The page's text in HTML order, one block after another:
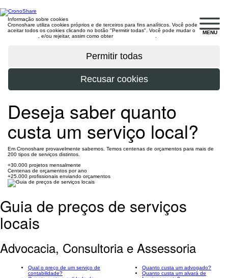
MENU
Informação sobre cookies
Cronoshare utiliza cookies próprios e de terceiros para fins analíticos. Você pode
aceitar todos os cookies clicando no botão "Permitir todas". Você pode mudar o
, e/ou rejeitar, assim como obter
Deseja saber quanto
custa um serviço local?
Em Cronoshare provavelmente sabemos. Temos centenas de orçamentos para mais de
200 tipos de serviços distintos.
+30.000 projetos mensalmente
Centenas de orçamentos por ano
+25.000 profissionais enviando orçamentos
Guia de preços de serviços
locais
Advocacia, Consultoria e Assessoria
Qual o preço de um serviço de
contabilidade?
Quanto custa um advogado?
Quanto custa um alvará de